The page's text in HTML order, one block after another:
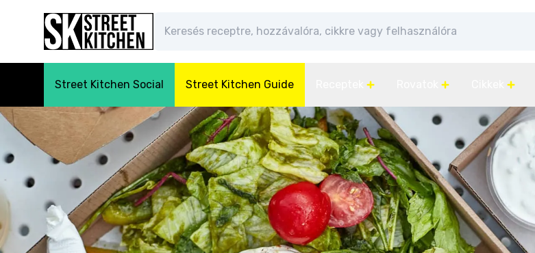
Street Kitchen Social Street Kitchen Guide